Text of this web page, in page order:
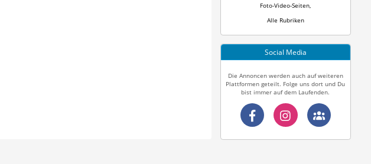
Foto-Video-Seiten
Alle Rubriken
Social Media
Die Annoncen werden auch auf weiteren
Plattformen geteilt. Folge uns dort und Du
bist immer auf dem Laufenden.